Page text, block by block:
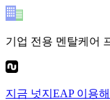
기업 전용 멘탈케어
지금 넛지EAP이용해